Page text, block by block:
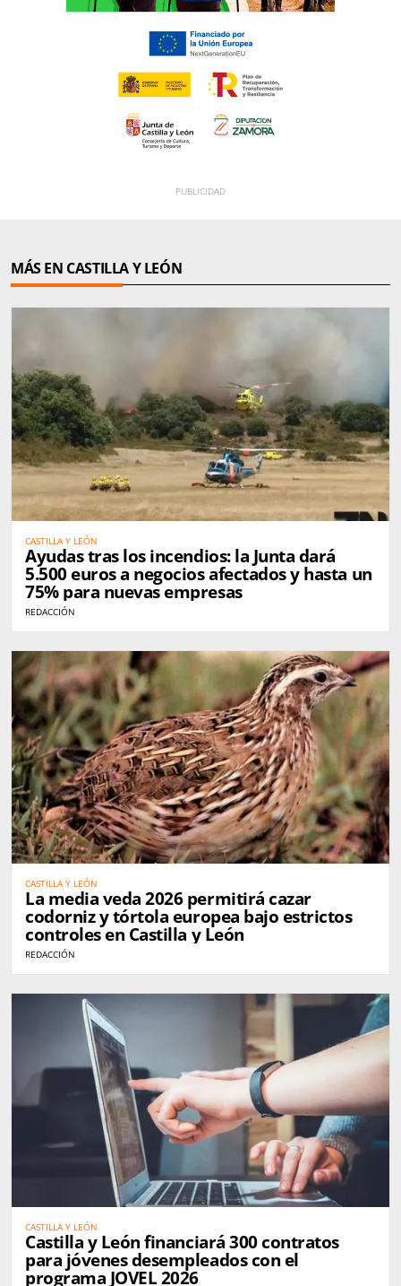
MÁS EN CASTILLA Y LEÓN
CASTILLA Y LEÓN
Ayudas tras los incendios: la Junta dará
5.500 euros a negocios afectados y hasta un
75% para nuevas empresas
REDACCIÓN
CASTILLA Y LEÓN
La media veda 2026 permitirá cazar
codorniz y tórtola europea bajo estrictos
controles en Castilla y León
REDACCIÓN
CASTILLA Y LEÓN
Castilla y León financiará 300 contratos
para jóvenes desempleados con el
programa JOVEL 2026